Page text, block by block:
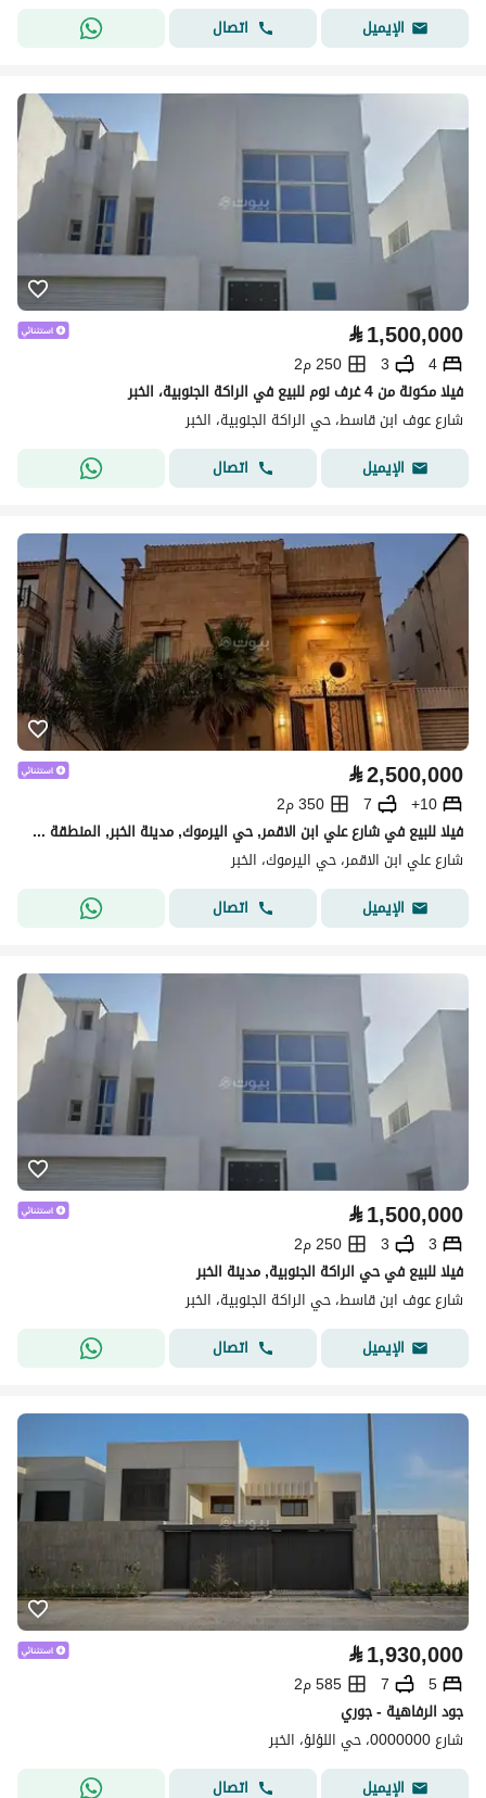
الإيميل
اتصال
⃁1,500,000
4
3
250 م2
فيلا مكونة من 4 غرف نوم للبيع في الراكة الجنوبية، الخبر
شارع عوف ابن قاسط، حي الراكة الجنوبية، الخبر
الإيميل
اتصال
⃁2,500,000
10+
7
350 م2
فيلا للبيع في شارع علي ابن الاقمر, حي اليرموك, مدينة الخبر, المنطقة الشرقية
شارع علي ابن الاقمر، حي اليرموك، الخبر
الإيميل
اتصال
⃁1,500,000
3
3
250 م2
فيلا للبيع في حي الراكة الجنوبية, مدينة الخبر
شارع عوف ابن قاسط، حي الراكة الجنوبية، الخبر
الإيميل
اتصال
⃁1,930,000
5
7
585 م2
جود الرفاهية - جوري
شارع 0000000، حي اللؤلؤ، الخبر
الإيميل
اتصال